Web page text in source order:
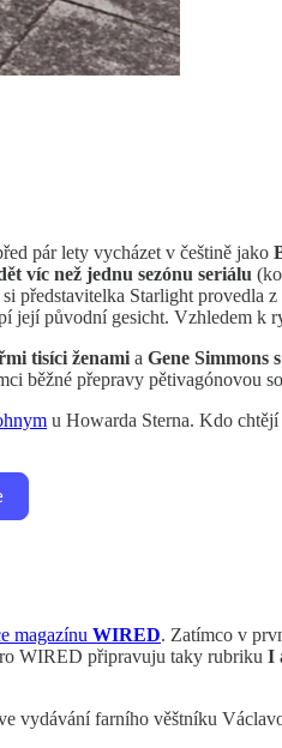
pár lety vycházet v češtině jako
víc než jednu sezónu seriálu
představitelka Starlight
původní gesicht. Vzhledem k
tisíci ženami a Gene Simmons
běžné přepravy pětivagónovou
u Howarda Sterna. Kdo
magazínu WIRED. Zatímco v
WIRED připravuju taky rubriku I
vydávání farního věštníku